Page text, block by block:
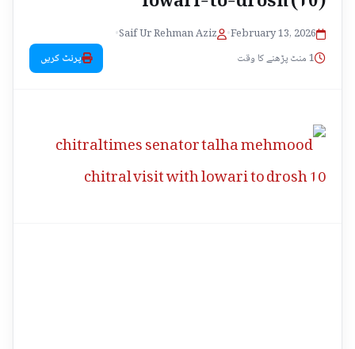
February 13, 2026
•
Saif Ur Rehman Aziz
•
1 منٹ پڑھنے کا وقت
پرنٹ کریں